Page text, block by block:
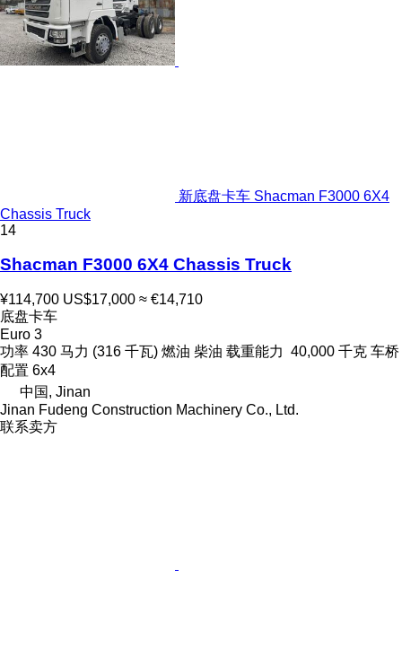
新底盘卡车 Shacman F3000 6X4
Chassis Truck
14
Shacman F3000 6X4 Chassis Truck
¥114,700 US$17,000 ≈ €14,710
底盘卡车
Euro 3
功率 430 马力 (316 千瓦) 燃油 柴油 载重能力 40,000 千克 车桥
配置 6x4
中国, Jinan
Jinan Fudeng Construction Machinery Co., Ltd.
联系卖方